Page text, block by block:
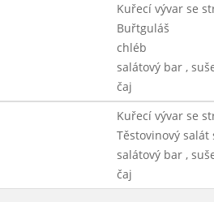
Kuřecí vývar se
Buřtguláš
chléb
salátový bar ,
čaj
Kuřecí vývar se
Těstovinový
salátový bar ,
čaj